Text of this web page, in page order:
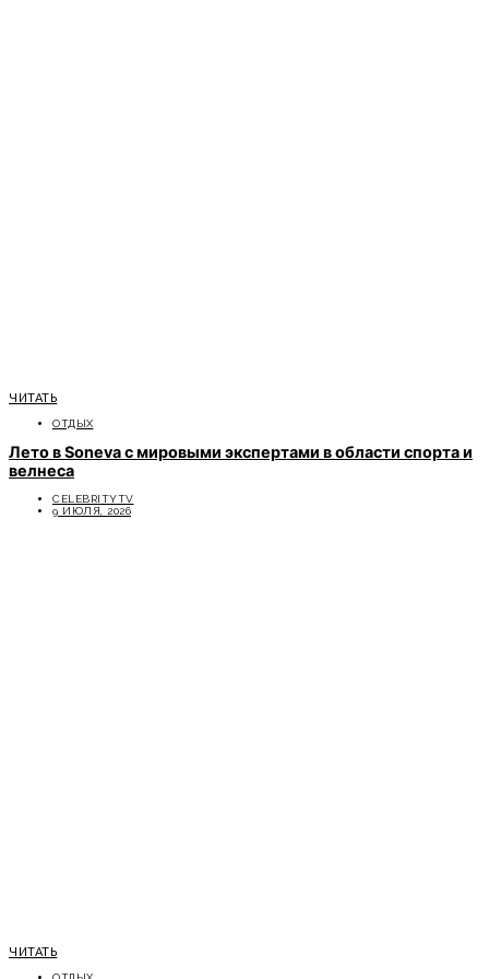
ЧИТАТЬ
ОТДЫХ
Лето в Soneva с мировыми экспертами в области спорта и
велнеса
CELEBRITYTV
9 ИЮЛЯ, 2026
ЧИТАТЬ